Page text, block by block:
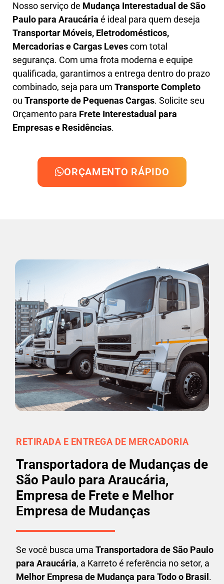
Nosso serviço de Mudança Interestadual de São
Paulo para Araucária é ideal para quem deseja
Transportar Móveis, Eletrodomésticos,
Mercadorias e Cargas Levescom total
segurança. Com uma frota moderna e equipe
qualificada, garantimos a entrega dentro do prazo
combinado, seja para um Transporte Completo
ou Transporte de Pequenas Cargas. Solicite seu
Orçamento para Frete Interestadual para
Empresas e Residências.
ORÇAMENTO RÁPIDO
RETIRADA E ENTREGA DE MERCADORIA
Transportadora de Mudanças de
São Paulo para Araucária,
Empresa de Frete e Melhor
Empresa de Mudanças
Se você busca uma Transportadora de São Paulo
para Araucária, a Karreto é referência no setor, a
Melhor Empresa de Mudança para Todo o Brasil.